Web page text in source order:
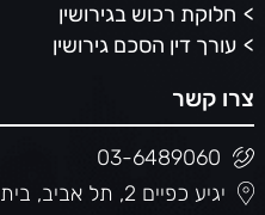
חלוקת רכוש בגירושין
עורך דין הסכם גירושין
צרו קשר
03-6489060
יגיע כפיים 2, תל אביב, בית פילוט